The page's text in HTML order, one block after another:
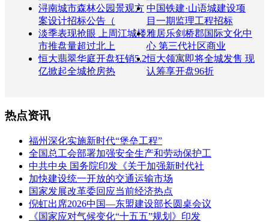
浔南城市森林公园景观方
案设计招标公告（
中国铁建·山语城建设项
目一期监理工程招标
淡季表现抢眼 上周江城楼
市推盘量超过北上
雅居乐剑桥郡国际文化中
心 第三代社区商业
恒大翡翠华庭开盘狂销5.2
亿掀起全城抢房热
恒大领寓即将全城发售 现
认筹享开盘96折
热点资讯
福州深化实施新时代“堡垒工程”
全国总工会部署加强安全生产和劳动保护工
中共中央 国务院印发《关于加强新时代社
加快建设统一开放的交通运输市场
国家发展改革委回应当前经济热点
倪虹出席2026中国—东盟建设部长圆桌会议
《国家应对气候变化“十五五”规划》印发